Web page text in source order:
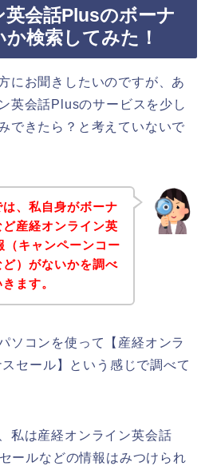
会話Plusのボーナ
検索してみた！
にお聞きしたいのですが、あ
英会話Plusのサービスを少し
できたら？と考えていないで
、私自身がボーナ
産経オンライン英
キャンペーンコー
ど）がないかを調べ
ます。
ソコンを使って【産経オンラ
セール】という感じで調べて
私は産経オンライン英会話
ールなどの情報はみつけられ